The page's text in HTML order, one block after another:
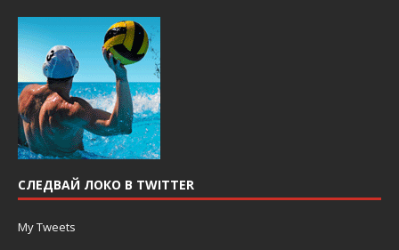
СЛЕДВАЙ ЛОКО В TWITTER
My Tweets